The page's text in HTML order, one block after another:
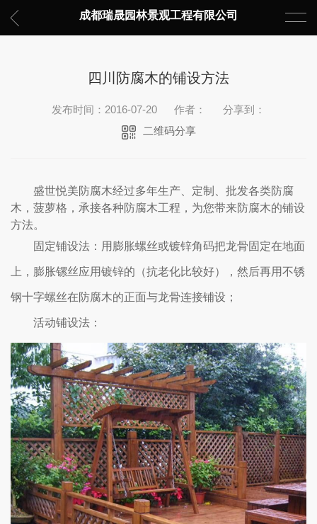
成都瑞晟园林景观工程有限公司
四川防腐木的铺设方法
发布时间：2016-07-20 作者：
分享到：
二维码分享
盛世悦美防腐木经过多年生产、定制、批发各类防腐
木，菠萝格，承接各种防腐木工程，为您带来防腐木的铺设
方法。
固定铺设法：用膨胀螺丝或镀锌角码把龙骨固定在地面
上，膨胀镙丝应用镀锌的（抗老化比较好），然后再用不锈
钢十字螺丝在防腐木的正面与龙骨连接铺设；
活动铺设法：